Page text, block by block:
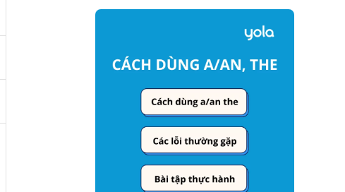
âm và phát âm nhẹ giúp bạn cải thiện khả
năng nghe–nói, đặc biệt trong IELTS